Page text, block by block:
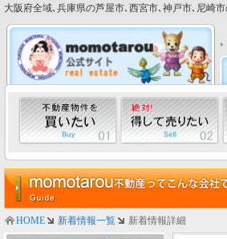
大阪府全域､兵庫県の芦屋市､西宮市､神戸市､尼崎
HOME 新着情報一覧 新着情報詳細